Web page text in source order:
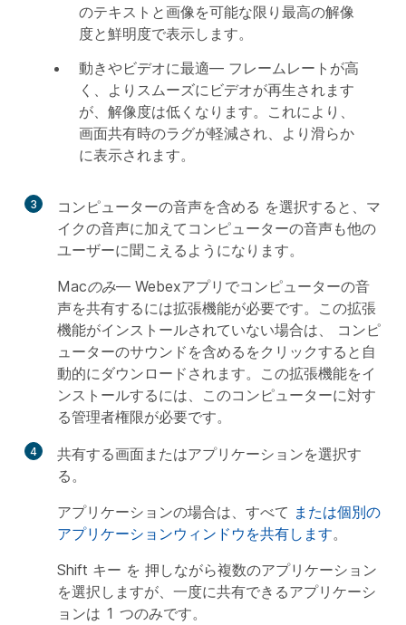
のテキストと画像を可能な限り最高の解像
度と鮮明度で表示します。
動きやビデオに最適— フレームレートが高
く、よりスムーズにビデオが再生されます
が、解像度は低くなります。これにより、
画面共有時のラグが軽減され、より滑らか
に表示されます。
3 コンピューターの音声を含める を選択すると、マ
イクの音声に加えてコンピューターの音声も他の
ユーザーに聞こえるようになります。
Macのみ— Webexアプリでコンピューターの音
声を共有するには拡張機能が必要です。この拡張
機能がインストールされていない場合は、 コンピ
ューターのサウンドを含める をクリックすると自
動的にダウンロードされます。この拡張機能をイ
ンストールするには、このコンピューターに対す
る管理者権限が必要です。
4
共有する画面またはアプリケーションを選択す
る。
アプリケーションの場合は、すべて または個別の
アプリケーションウィンドウを共有します。
Shift キー を 押しながら複数のアプリケーション
を選択しますが、一度に共有できるアプリケーシ
ョンは 1 つのみです。